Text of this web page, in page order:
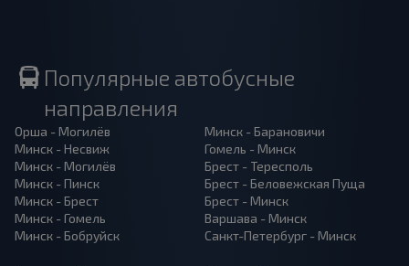
Популярные автобусные
направления
Орша - Могилёв
Минск - Несвиж
Минск - Могилёв
Минск - Пинск
Минск - Брест
Минск - Гомель
Минск - Бобруйск
Минск - Барановичи
Гомель - Минск
Брест - Тересполь
Брест - Беловежская Пуща
Брест - Минск
Варшава - Минск
Санкт-Петербург - Минск